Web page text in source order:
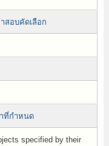
สอบคัดเลือก
ที่กำหนด
specified by their